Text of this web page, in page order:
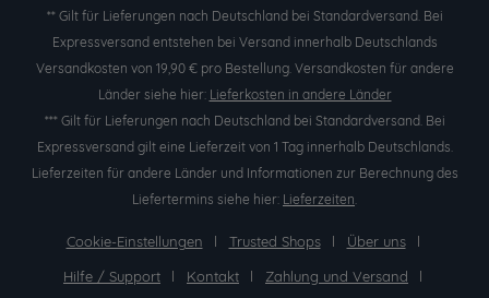
** Gilt für Lieferungen nach Deutschland bei Standardversand. Bei
Expressversand entstehen bei Versand innerhalb Deutschlands
Versandkosten von 19,90 € pro Bestellung. Versandkosten für andere
Länder siehe hier: Lieferkosten in andere Länder
*** Gilt für Lieferungen nach Deutschland bei Standardversand. Bei
Expressversand gilt eine Lieferzeit von 1 Tag innerhalb Deutschlands.
Lieferzeiten für andere Länder und Informationen zur Berechnung des
Liefertermins siehe hier: Lieferzeiten.
Cookie-Einstellungen Trusted Shops
Über uns
Hilfe / Support
Kontakt
Zahlung und Versand